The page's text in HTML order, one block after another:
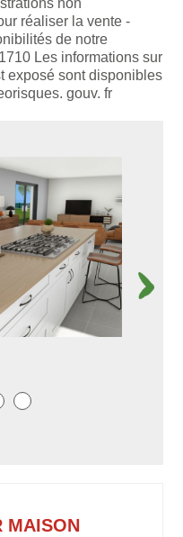
non
réaliser la vente -
de notre
Les informations sur
exposé sont disponibles
gouv. fr
MAISON